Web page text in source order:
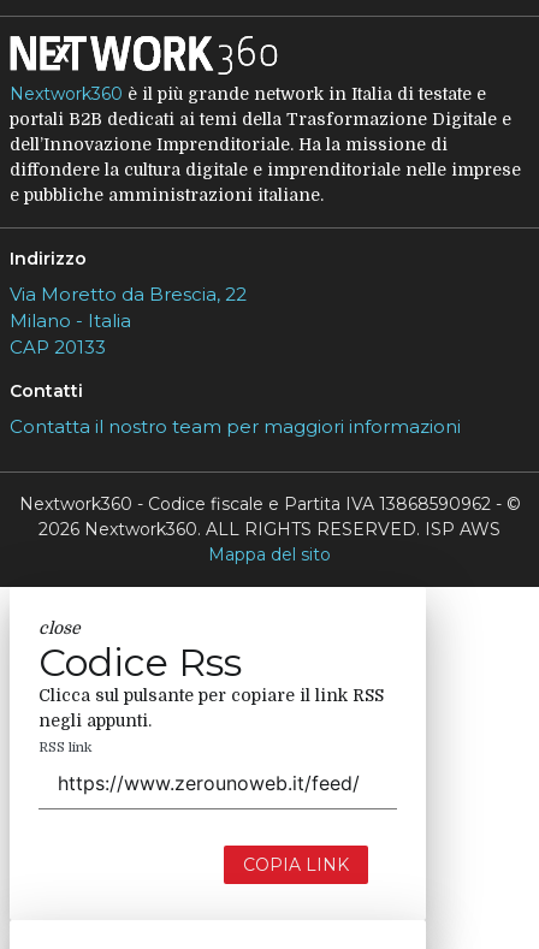
Nextwork360 è il più grande network in Italia di testate e
portali B2B dedicati ai temi della Trasformazione Digitale e
dell’Innovazione Imprenditoriale. Ha la missione di
diffondere la cultura digitale e imprenditoriale nelle imprese
e pubbliche amministrazioni italiane.
Indirizzo
Via Moretto da Brescia, 22
Milano - Italia
CAP 20133
Contatti
Contatta il nostro team per maggiori informazioni
Nextwork360 - Codice fiscale e Partita IVA 13868590962 - ©
2026 Nextwork360. ALL RIGHTS RESERVED. ISP AWS
Mappa del sito
close
Codice Rss
Clicca sul pulsante per copiare il link RSS
negli appunti.
RSS link
COPIA LINK